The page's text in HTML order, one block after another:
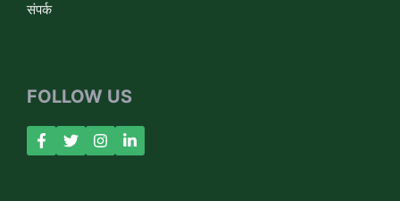
संपर्क
FOLLOW US